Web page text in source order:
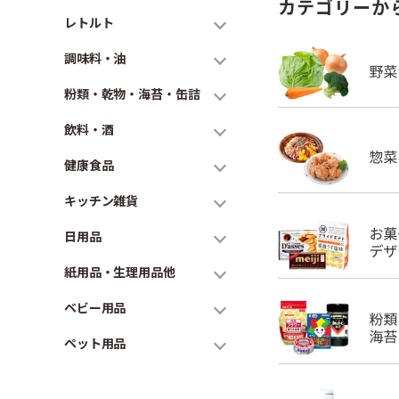
レトルト
調味料・油
粉類・乾物・海苔・缶詰
飲料・酒
健康食品
キッチン雑貨
日用品
紙用品・生理用品他
ベビー用品
ペット用品
カテゴリーか